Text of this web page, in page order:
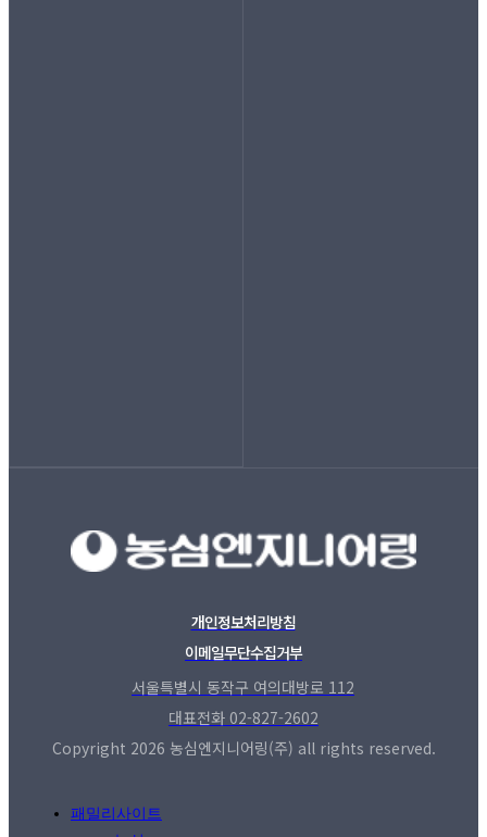
개인정보처리방침
이메일무단수집거부
서울특별시 동작구 여의대방로 112
대표전화 02-827-2602
Copyright 2026 농심엔지니어링(주) all rights reserved.
패밀리사이트